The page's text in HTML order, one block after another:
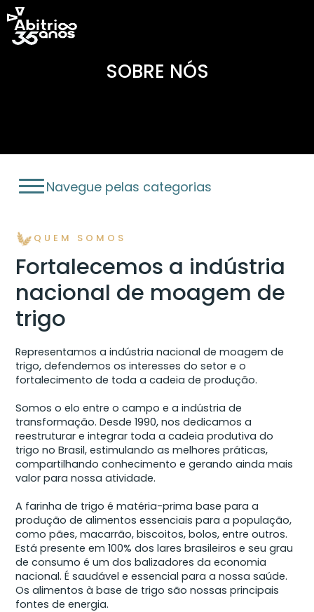
SOBRE NÓS
Navegue pelas categorias
QUEM SOMOS
Fortalecemos a indústria
nacional de moagem de
trigo
Representamos a indústria nacional de moagem de
trigo, defendemos os interesses do setor e o
fortalecimento de toda a cadeia de produção.
Somos o elo entre o campo e a indústria de
transformação. Desde 1990, nos dedicamos a
reestruturar e integrar toda a cadeia produtiva do
trigo no Brasil, estimulando as melhores práticas,
compartilhando conhecimento e gerando ainda mais
valor para nossa atividade.
A farinha de trigo é matéria-prima base para a
produção de alimentos essenciais para a população,
como pães, macarrão, biscoitos, bolos, entre outros.
Está presente em 100% dos lares brasileiros e seu grau
de consumo é um dos balizadores da economia
nacional. É saudável e essencial para a nossa saúde.
Os alimentos à base de trigo são nossas principais
fontes de energia.